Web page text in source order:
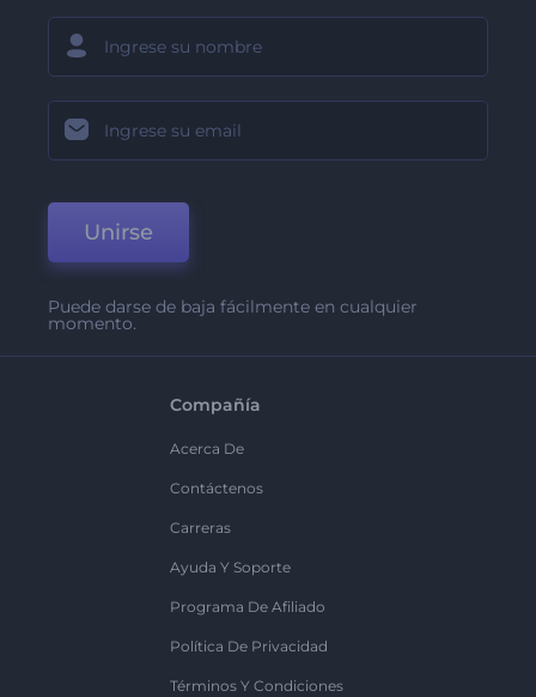
Unirse
Puede darse de baja fácilmente en cualquier
momento.
Compañía
Acerca De
Contáctenos
Carreras
Ayuda Y Soporte
Programa De Afiliado
Política De Privacidad
Términos Y Condiciones